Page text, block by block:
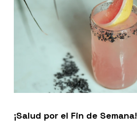
¡Salud por el Fin de Semana!